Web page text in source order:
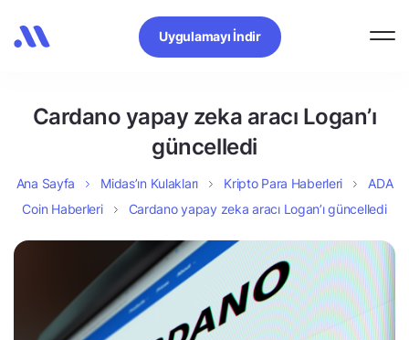
Uygulamayı İndir
Cardano yapay zeka aracı Logan’ı
güncelledi
Ana Sayfa Midas’ın Kulakları Kripto Para Haberleri
ADA
Coin Haberleri
Cardano yapay zeka aracı Logan’ı güncelledi